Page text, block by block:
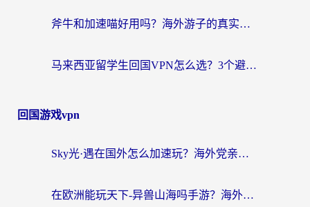
斧牛和加速喵好用吗？海外游子的真实选择困境
马来西亚留学生回国VPN怎么选？3个避坑点+1款实测好用的加速器推荐
回国游戏vpn
Sky光·遇在国外怎么加速玩？海外党亲测有效的国服游戏加速指南
在欧洲能玩天下-异兽山海吗手游？海外玩家的加速器生存指南